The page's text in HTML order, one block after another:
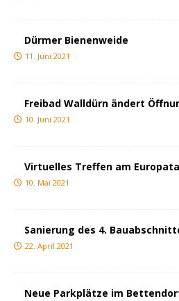
Dürmer Bienenweide
11. Juni 2021
Freibad Walldürn ändert
10. Juni 2021
Virtuelles Treffen am
10. Mai 2021
Sanierung des 4.
22. April 2021
Neue Parkplätze im